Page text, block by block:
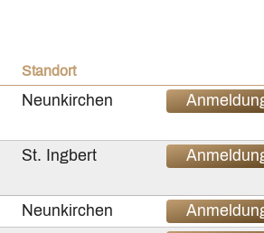
Standort
Neunkirchen
St. Ingbert
Neunkirchen